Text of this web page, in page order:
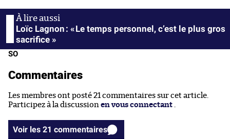
Loïc Lagnon : « Le temps personnel, c’est le plus gros
sacrifice »
SO
Commentaires
Les membres ont posté 21 commentaires sur cet article.
Participez à la discussion en vous connectant .
Voir les 21 commentaires